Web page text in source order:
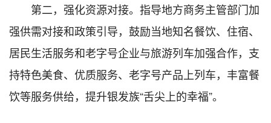
第二，强化资源对接。指导地方商务主管部门加
强供需对接和政策引导，鼓励当地知名餐饮、住宿、
居民生活服务和老字号企业与旅游列车加强合作，支
持特色美食、优质服务、老字号产品上列车，丰富餐
饮等服务供给，提升银发族“舌尖上的幸福”。